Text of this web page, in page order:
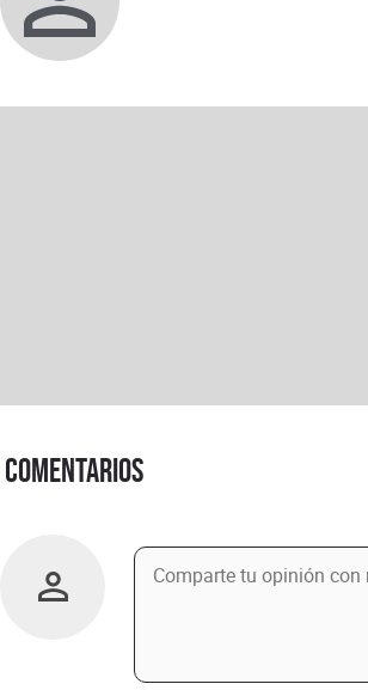
Comentarios